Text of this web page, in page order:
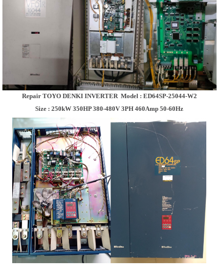
Repair TOYO DENKI INVERTER Model : ED64SP-25044-W2
Size : 250kW 350HP 380-480V 3PH 460Amp 50-60Hz